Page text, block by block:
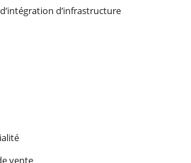
d’infrastructure
vente